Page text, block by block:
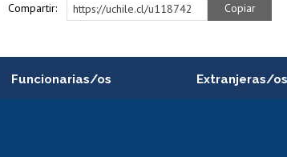
Compartir: https://uchile.cl/u118742 Copiar
Funcionarias/os Extranjeras/os